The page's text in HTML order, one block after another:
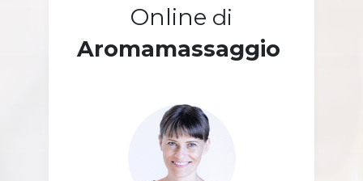
Online di
Aromamassaggio